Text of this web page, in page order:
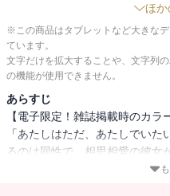
ほか
※この商品はタブレットなど大きな
ています。
文字だけを拡大することや、文字列
の機能が使用できません。
あらすじ
【電子限定！雑誌掲載時のカラ
「あたしはただ、あたしでい
るのは同性で、相思相愛の彼女
には言えていない。いま、朝に